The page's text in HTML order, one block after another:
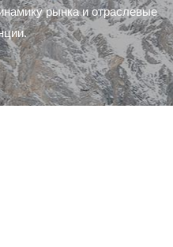
рынка и отраслевые